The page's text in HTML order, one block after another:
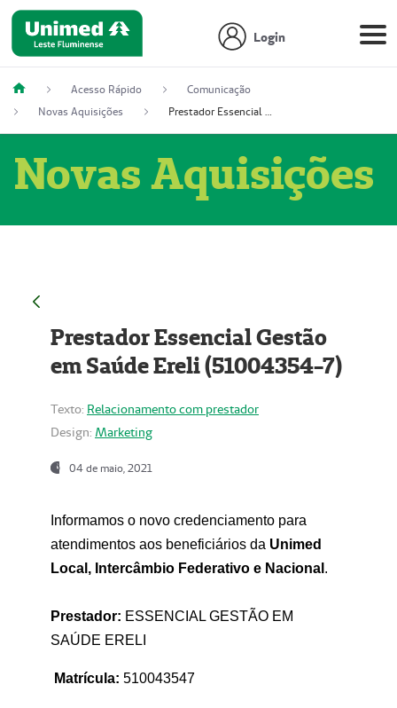
Login
Acesso Rápido
Comunicação
Novas Aquisições
Prestador Essencial Gestão em Saúde Ereli (51004354-7)
Novas Aquisições
Prestador Essencial Gestão
em Saúde Ereli (51004354-7)
Texto: Relacionamento com prestador
Design: Marketing
04 de maio, 2021
Informamos o novo credenciamento para
atendimentos aos beneficiários da Unimed
Local, Intercâmbio Federativo e Nacional .
Prestador: ESSENCIAL GESTÃO EM
SAÚDE ERELI
Matrícula: 510043547